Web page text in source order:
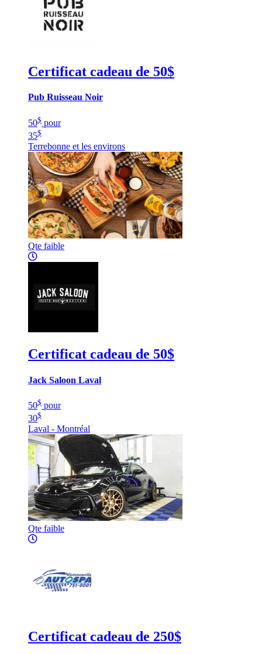
Certificat cadeau de 50$
Pub Ruisseau Noir
50$ pour
35$
Terrebonne et les environs
Qte faible
Certificat cadeau de 50$
Jack Saloon Laval
50$ pour
30$
Laval - Montréal
Qte faible
Certificat cadeau de 250$